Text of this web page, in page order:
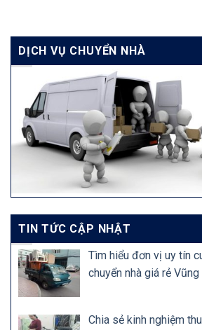
DỊCH VỤ CHUYỂN NHÀ
TIN TỨC CẬP NHẬT
Tìm hiểu đơn vị uy tín
chuyển nhà giá rẻ
Chia sẻ kinh nghiệm